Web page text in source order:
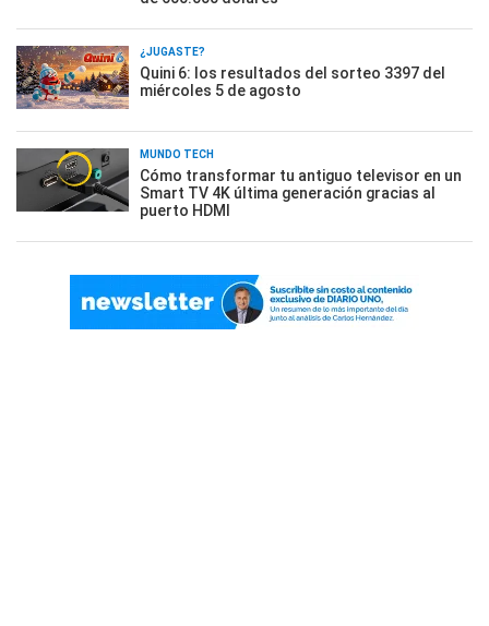
¿JUGASTE?
Quini 6: los resultados del sorteo 3397 del
miércoles 5 de agosto
MUNDO TECH
Cómo transformar tu antiguo televisor en un
Smart TV 4K última generación gracias al
puerto HDMI